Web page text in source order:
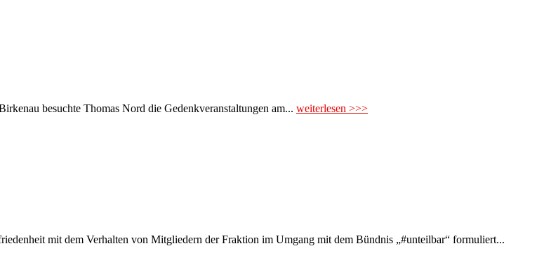
besuchte Thomas Nord die Gedenkveranstaltungen am... weiterlesen >>>
mit dem Verhalten von Mitgliedern der Fraktion im Umgang mit dem Bündnis „#unteilbar“ formuliert...